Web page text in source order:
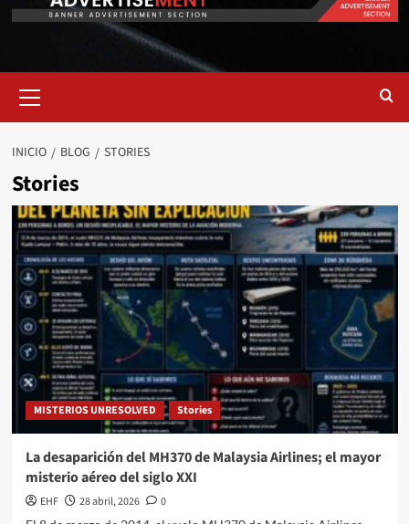
INICIO BLOG STORIES
Stories
MISTERIOS UNRESOLVED Stories
La desaparición del MH370 de Malaysia Airlines; el mayor
misterio aéreo del siglo XXI
EHF 28 abril, 2026
0